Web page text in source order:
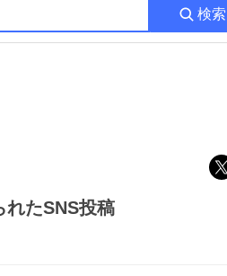
検索
れたSNS投稿